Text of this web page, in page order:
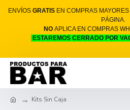
ENVÍOS GRATISEN COMPRAS
PÁGINA.
NO APLICA EN COMPRAS
ESTAREMOS CERRADO POR
Kits Sin Caja